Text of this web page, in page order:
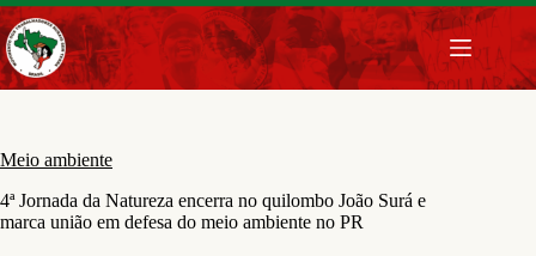
Pular
para
o
conteúdo
Meio ambiente
4ª Jornada da Natureza encerra no quilombo João Surá e
marca união em defesa do meio ambiente no PR